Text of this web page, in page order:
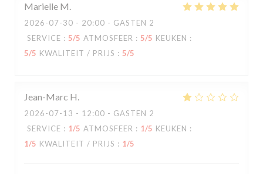
Marielle M
2026-07-30 - 20:00 - GASTEN 2
SERVICE : 5/5 ATMOSFEER : 5/5 KEUKEN :
5/5 KWALITEIT / PRIJS : 5/5
Jean-Marc H
2026-07-13 - 12:00 - GASTEN 2
SERVICE : 1/5 ATMOSFEER : 1/5 KEUKEN :
1/5 KWALITEIT / PRIJS : 1/5